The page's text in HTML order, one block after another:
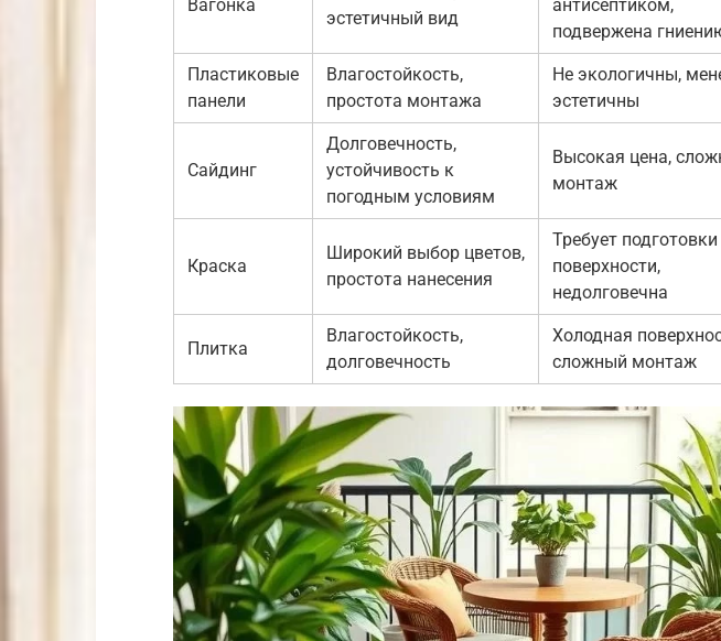
Вагонка
эстетичный вид
антисептиком,
подвержена
Пластиковые
панели
Влагостойкость,
простота монтажа
Не экологичны,
эстетичны
Сайдинг
Долговечность,
устойчивость к
погодным условиям
Высокая цена,
монтаж
Краска
Широкий выбор цветов,
простота нанесения
Требует подготовки
поверхности,
недолговечна
Плитка
Влагостойкость,
долговечность
Холодная
сложный монтаж